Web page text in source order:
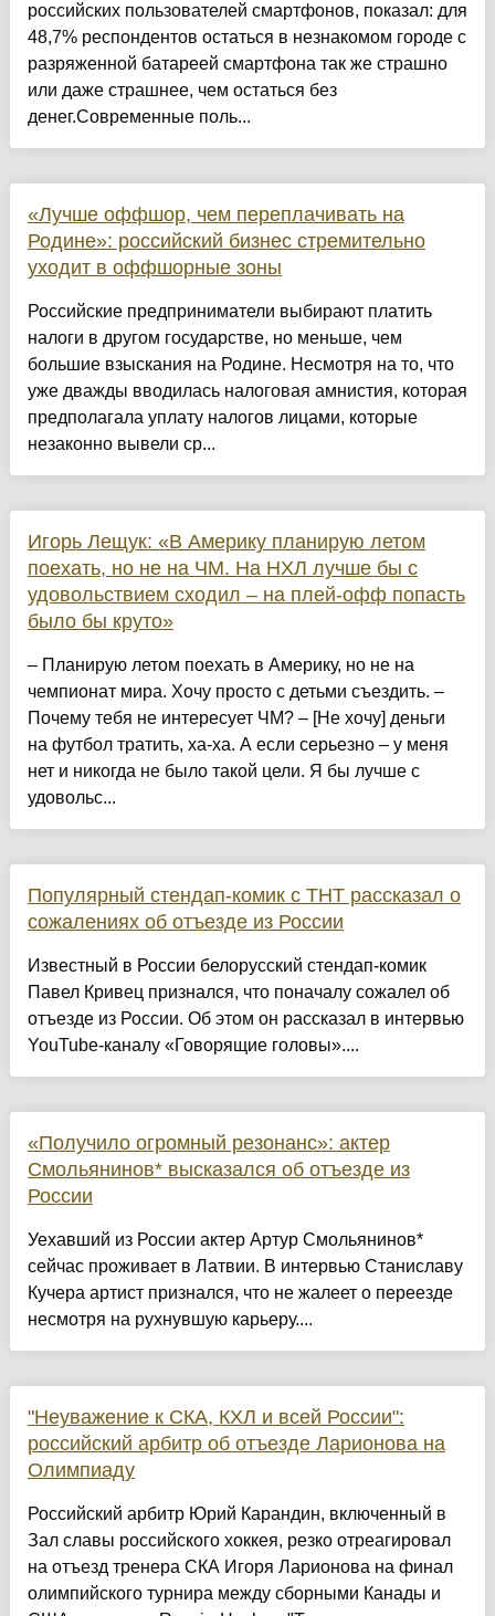
российских пользователей смартфонов, показал: для
48,7% респондентов остаться в незнакомом городе с
разряженной батареей смартфона так же страшно
или даже страшнее, чем остаться без
денег.Современные поль...
«Лучше оффшор, чем переплачивать на
Родине»: российский бизнес стремительно
уходит в оффшорные зоны
Российские предприниматели выбирают платить
налоги в другом государстве, но меньше, чем
большие взыскания на Родине. Несмотря на то, что
уже дважды вводилась налоговая амнистия, которая
предполагала уплату налогов лицами, которые
незаконно вывели ср...
Игорь Лещук: «В Америку планирую летом
поехать, но не на ЧМ. На НХЛ лучше бы с
удовольствием сходил – на плей-офф попасть
было бы круто»
– Планирую летом поехать в Америку, но не на
чемпионат мира. Хочу просто с детьми съездить. –
Почему тебя не интересует ЧМ? – [Не хочу] деньги
на футбол тратить, ха-ха. А если серьезно – у меня
нет и никогда не было такой цели. Я бы лучше с
удовольс...
Популярный стендап-комик с ТНТ рассказал о
сожалениях об отъезде из России
Известный в России белорусский стендап-комик
Павел Кривец признался, что поначалу сожалел об
отъезде из России. Об этом он рассказал в интервью
YouTube-каналу «Говорящие головы»....
«Получило огромный резонанс»: актер
Смольянинов* высказался об отъезде из
России
Уехавший из России актер Артур Смольянинов*
сейчас проживает в Латвии. В интервью Станиславу
Кучера артист признался, что не жалеет о переезде
несмотря на рухнувшую карьеру....
"Неуважение к СКА, КХЛ и всей России":
российский арбитр об отъезде Ларионова на
Олимпиаду
Российский арбитр Юрий Карандин, включенный в
Зал славы российского хоккея, резко отреагировал
на отъезд тренера СКА Игоря Ларионова на финал
олимпийского турнира между сборными Канады и